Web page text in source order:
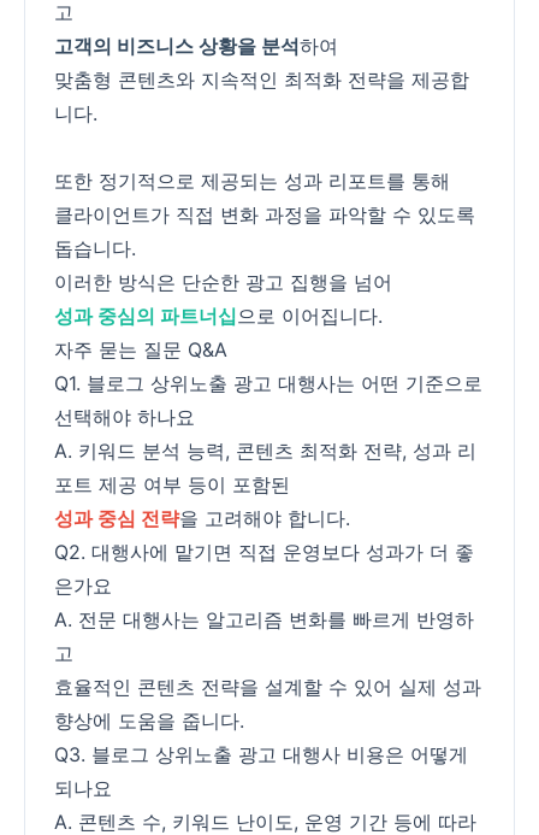
고
고객의 비즈니스 상황을 분석하여
맞춤형 콘텐츠와 지속적인 최적화 전략을 제공합
니다.
또한 정기적으로 제공되는 성과 리포트를 통해
클라이언트가 직접 변화 과정을 파악할 수 있도록
돕습니다.
이러한 방식은 단순한 광고 집행을 넘어
성과 중심의 파트너십으로 이어집니다.
자주 묻는 질문 Q&A
Q1. 블로그 상위노출 광고 대행사는 어떤 기준으로
선택해야 하나요
A. 키워드 분석 능력, 콘텐츠 최적화 전략, 성과 리
포트 제공 여부 등이 포함된
성과 중심 전략을 고려해야 합니다.
Q2. 대행사에 맡기면 직접 운영보다 성과가 더 좋
은가요
A. 전문 대행사는 알고리즘 변화를 빠르게 반영하
고
효율적인 콘텐츠 전략을 설계할 수 있어 실제 성과
향상에 도움을 줍니다.
Q3. 블로그 상위노출 광고 대행사 비용은 어떻게
되나요
A. 콘텐츠 수, 키워드 난이도, 운영 기간 등에 따라